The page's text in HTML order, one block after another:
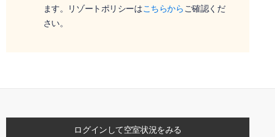
ます。リゾートポリシーはこちらから ご確認くだ
さい。
ログインして空室状況をみる